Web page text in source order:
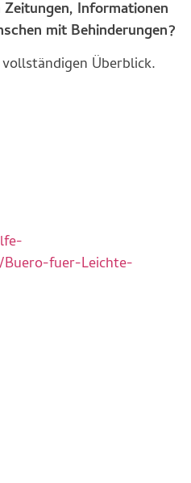
Informationen
mit Behinderungen?
Überblick.
fuer-Leichte-